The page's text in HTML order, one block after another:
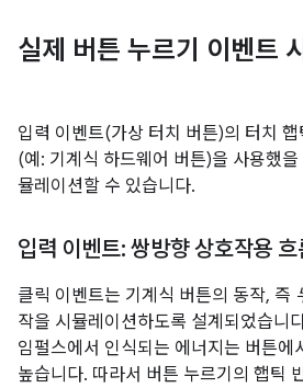
실제 버튼 누르기 이벤트
입력 이벤트(가상 터치 버튼)의 터치
(예: 기계식 하드웨어 버튼)을 사용했을
뮬레이션할 수 있습니다.
입력 이벤트: 쌍방향 상호작용 흐
클릭 이벤트는 기계식 버튼의 동작, 즉
작을 시뮬레이션하도록 설계되었습니
임펄스에서 인식되는 에너지는 버튼에
높습니다. 따라서 버튼 누르기의 햅틱